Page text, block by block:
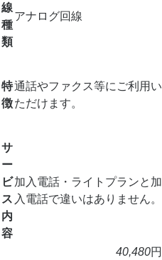
線
種
類
アナログ回線
特
徴
通話やファクス等にご利用い
ただけます。
サ
ー
ビ
ス
内
容
加入電話・ライトプランと加
入電話で違いはありません。
40,480円